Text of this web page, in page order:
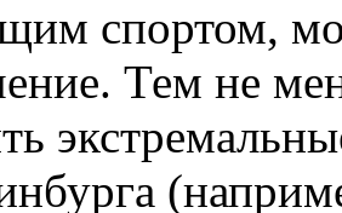
спортом,
Тем не